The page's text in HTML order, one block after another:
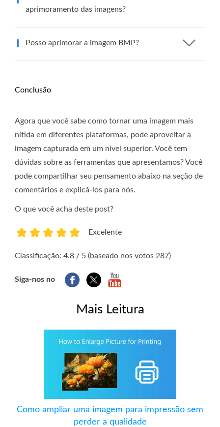
aprimoramento das imagens?
Posso aprimorar a imagem BMP?
Conclusão
Agora que você sabe como tornar uma imagem mais
nítida em diferentes plataformas, pode aproveitar a
imagem capturada em um nível superior. Você tem
dúvidas sobre as ferramentas que apresentamos? Você
pode compartilhar seu pensamento abaixo na seção de
comentários e explicá-los para nós.
O que você acha deste post?
Excelente
Classificação: 4.8 / 5 (baseado nos votos 287)
Siga-nos no
Mais Leitura
Como ampliar uma imagem para impressão sem
perder a qualidade